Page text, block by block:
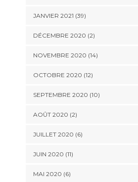
JANVIER 2021 (39)
DÉCEMBRE 2020 (2)
NOVEMBRE 2020 (14)
OCTOBRE 2020 (12)
SEPTEMBRE 2020 (10)
AOÛT 2020 (2)
JUILLET 2020 (6)
JUIN 2020 (11)
MAI 2020 (6)